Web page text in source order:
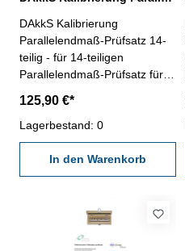
DAkkS Kalibrierung
Parallelendmaß-Prüfsatz 14-
teilig - für 14-teiligen
Parallelendmaß-Prüfsatz für
(Artikel- Nr. 318.203) - erstellt
durch ein Kalibrierlabor- nach
den gültigen Vorschriften von
VDI/VDE/DGQ 2618 oder
nach angegebenen
125,90 €*
Lagerbestand: 0
In den Warenkorb